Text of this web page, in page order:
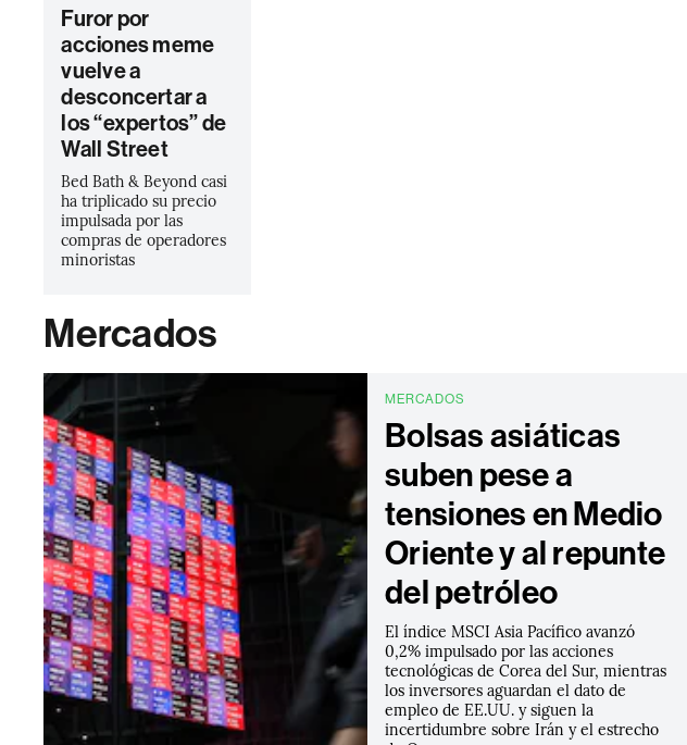
Furor por
acciones meme
vuelve a
desconcertar a
los “expertos” de
Wall Street
Bed Bath & Beyond casi
ha triplicado su precio
impulsada por las
compras de operadores
minoristas
Mercados
MERCADOS
Bolsas asiáticas
suben pese a
tensiones en Medio
Oriente y al repunte
del petróleo
El índice MSCI Asia Pacífico avanzó
0,2% impulsado por las acciones
tecnológicas de Corea del Sur, mientras
los inversores aguardan el dato de
empleo de EE.UU. y siguen la
incertidumbre sobre Irán y el estrecho